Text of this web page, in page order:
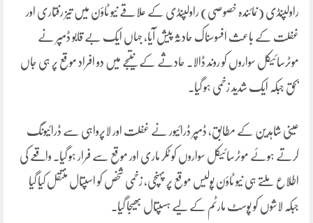
راولپنڈی (نمائندہ خصوصی) راولپنڈی کے علاقے نیو ٹاؤن میں تیز رفتاری اور
غفلت کے باعث افسوسناک حادثہ پیش آیا، جہاں ایک بے قابو ڈمپر نے
موٹرسائیکل سواروں کو روند ڈالا۔ حادثے کے نتیجے میں دو افراد موقع پر ہی جاں
بحق جبکہ ایک شدید زخمی ہو گیا۔
عینی شاہدین کے مطابق، ڈمپر ڈرائیور نے غفلت اور لاپرواہی سے ڈرائیونگ
کرتے ہوئے موٹرسائیکل سواروں کو ٹکر ماری اور موقع سے فرار ہو گیا۔ واقعے کی
اطلاع ملتے ہی نیو ٹاؤن پولیس موقع پر پہنچی، زخمی شخص کو اسپتال منتقل کیا گیا
جبکہ لاشوں کو پوسٹ مارٹم کے لیے ہسپتال بھیجا گیا۔